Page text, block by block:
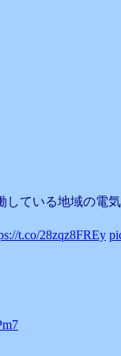
ている地域の電
t.co/28zqz8FREy